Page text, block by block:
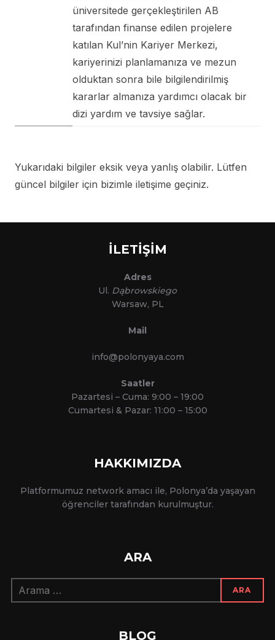
üniversitede gerçekleştirilen AB
tarafından finanse edilen projelere
katılan Kul’nin Kariyer Merkezi,
kariyerinizi planlamanıza ve mezun
olduktan sonra bile bilgilendirilmiş
kararlar almanıza yardımcı olacak bir
dizi yardım ve tavsiye sağlar.
Yukarıdaki bilgiler eksik veya yanlış olabilir. Lütfen
güncel bilgiler için bizimle iletişime geçiniz.
İLETİŞİM
Adres
Ul. Dąbrowskiego
Warsaw, PL
Mail
info@polonyaya.com
Saatler
Pazartesi – Cuma: 9:00 – 19:00
Cumartesi & Pazar: 11:00 – 15:00
HAKKIMIZDA
Platformumuz network amacı ile, Polonya’da yaşayan
öğrenciler tarafından kurulmuştur.
ARA
Arama:
ARA
BLOG